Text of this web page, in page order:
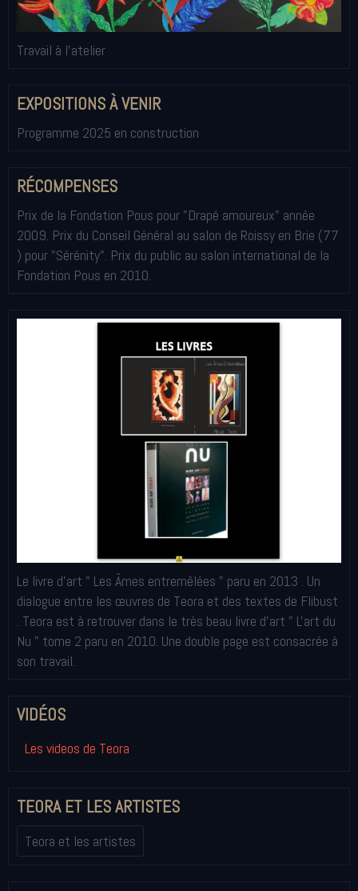
Travail à l'atelier
EXPOSITIONS À VENIR
Programme 2025 en construction
RÉCOMPENSES
Prix de la Fondation Pous pour "Drapé amoureux" année
2009. Prix du Conseil Général au salon de Roissy en Brie (77
) pour "Sérénity". Prix du public au salon international de la
Fondation Pous en 2010.
Le livre d'art " Les Âmes entremêlées " paru en 2013 . Un
dialogue entre les œuvres de Teora et des textes de Flibust
. Teora est à retrouver dans le très beau livre d'art " L'art du
Nu " tome 2 paru en 2010. Une double page est consacrée à
son travail.
VIDÉOS
Les videos de Teora
TEORA ET LES ARTISTES
Teora et les artistes